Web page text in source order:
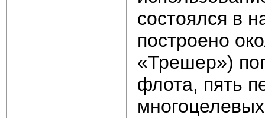
состоялся в
построено
«Трешер»)
флота, пять